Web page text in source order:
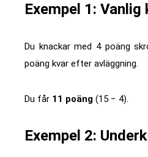
Exempel 1: Vanlig
Du knackar med 4 poäng
poäng kvar efter avläggning.
Du får 11 poäng (15 − 4).
Exempel 2: